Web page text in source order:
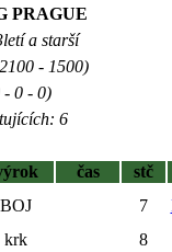
PRAGUE
a starší
- 1500)
- 0 - 0)
6
čas
stč
BOJ 7
krk
8